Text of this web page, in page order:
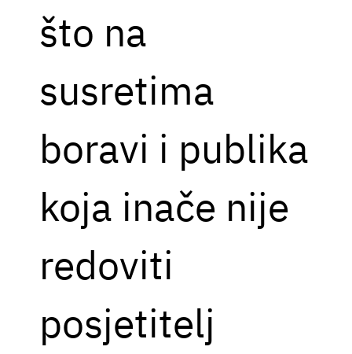
što na
susretima
boravi i publika
koja inače nije
redoviti
posjetitelj